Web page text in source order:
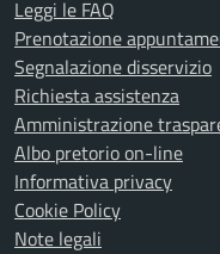
Leggi le FAQ
Prenotazione
Segnalazione disservizio
Richiesta assistenza
Amministrazione
Albo pretorio on-line
Informativa privacy
Cookie Policy
Note legali